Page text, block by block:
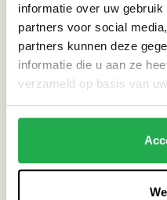
informatie over uw
partners voor social
partners kunnen deze
informatie die u aan ze
verzameld op basis van
Bij het nieuwe ontwerp van
uitzonderlijk zware
waardoor het water tussen
zware bui staat het water
en voorkomt dat het
rainproof straat dus.